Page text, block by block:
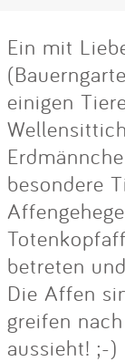
Ein mit
einigen
besondere
betreten
Die Affen
greifen
aussieht! ;-)